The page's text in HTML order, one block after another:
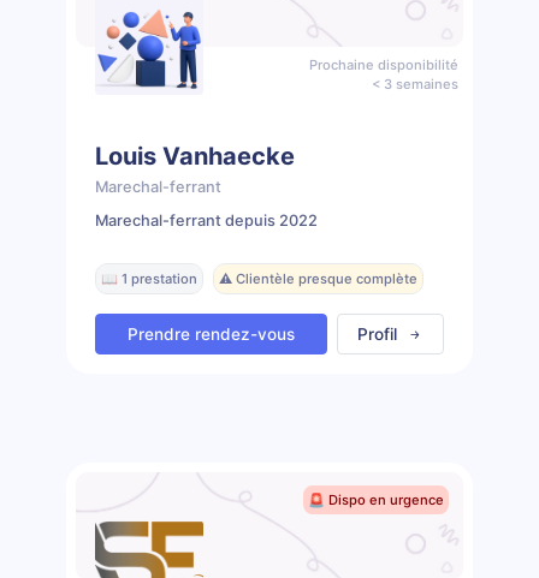
Prochaine disponibilité
< 3 semaines
Louis Vanhaecke
Marechal-ferrant
Marechal-ferrant depuis 2022
📖 1 prestation ⚠️ Clientèle presque complète
Prendre rendez-vous Profil
🚨 Dispo en urgence